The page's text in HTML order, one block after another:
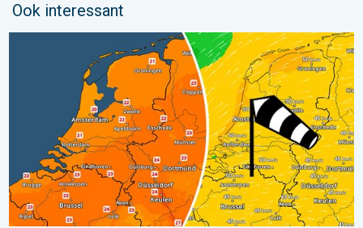
Ook interessant
Koeler weer op komst. Maxima onder 25 graden. . . dinsdag